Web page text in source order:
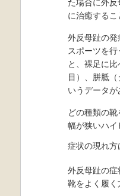
た場合に外
に治癒する
外反母趾の
スポーツを
と、裸足に
目）、胼胝
いうデータ
どの種類の
幅が狭いハ
症状の現れ方
外反母趾の
靴をよく履